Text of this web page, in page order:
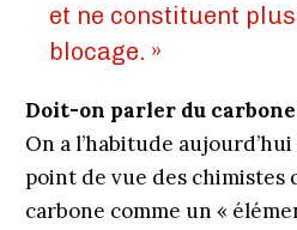
et ne constituent
blocage. »
Doit-on parler du carbone
On a l’habitude
point de vue des chimistes
carbone comme un «